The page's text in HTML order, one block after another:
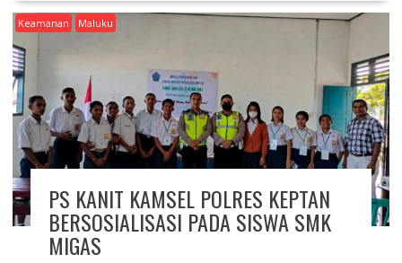
Keamanan Maluku
PS KANIT KAMSEL POLRES KEPTAN
BERSOSIALISASI PADA SISWA SMK
MIGAS